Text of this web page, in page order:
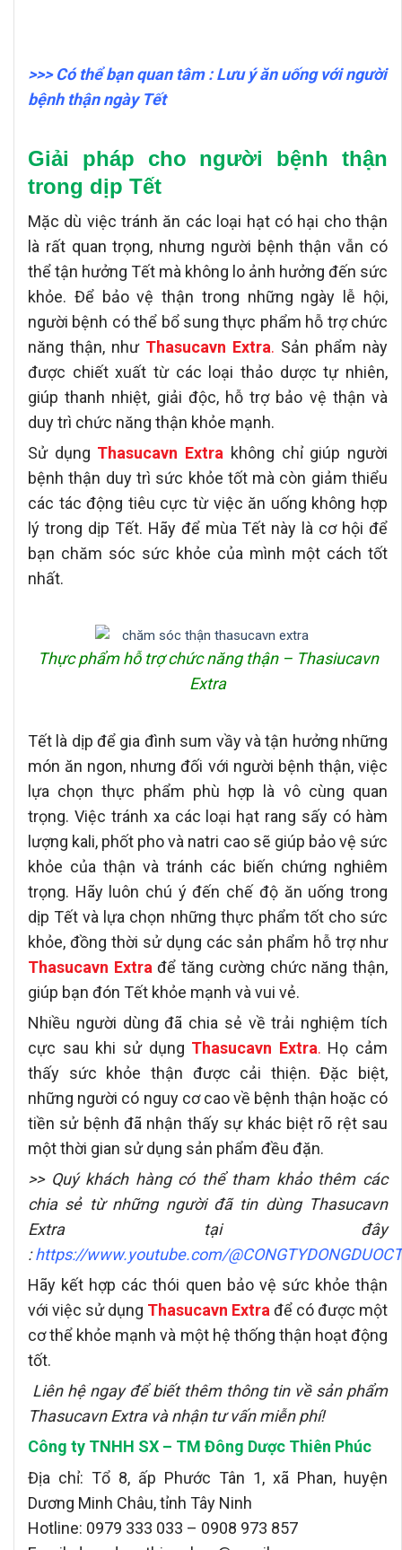
>>> Có thể bạn quan tâm :Lưu ý ăn uống với người
bệnh thận ngày Tết
Giải pháp cho người bệnh thận
trong dịp Tết
Mặc dù việc tránh ăn các loại hạt có hại cho thận
là rất quan trọng, nhưng người bệnh thận vẫn có
thể tận hưởng Tết mà không lo ảnh hưởng đến sức
khỏe. Để bảo vệ thận trong những ngày lễ hội,
người bệnh có thể bổ sung thực phẩm hỗ trợ chức
năng thận, như Thasucavn Extra. Sản phẩm này
được chiết xuất từ các loại thảo dược tự nhiên,
giúp thanh nhiệt, giải độc, hỗ trợ bảo vệ thận và
duy trì chức năng thận khỏe mạnh.
Sử dụng Thasucavn Extra không chỉ giúp người
bệnh thận duy trì sức khỏe tốt mà còn giảm thiểu
các tác động tiêu cực từ việc ăn uống không hợp
lý trong dịp Tết. Hãy để mùa Tết này là cơ hội để
bạn chăm sóc sức khỏe của mình một cách tốt
nhất.
Thực phẩm hỗ trợ chức năng thận – Thasiucavn
Extra
Tết là dịp để gia đình sum vầy và tận hưởng những
món ăn ngon, nhưng đối với người bệnh thận, việc
lựa chọn thực phẩm phù hợp là vô cùng quan
trọng. Việc tránh xa các loại hạt rang sấy có hàm
lượng kali, phốt pho và natri cao sẽ giúp bảo vệ sức
khỏe của thận và tránh các biến chứng nghiêm
trọng. Hãy luôn chú ý đến chế độ ăn uống trong
dịp Tết và lựa chọn những thực phẩm tốt cho sức
khỏe, đồng thời sử dụng các sản phẩm hỗ trợ như
Thasucavn Extra để tăng cường chức năng thận,
giúp bạn đón Tết khỏe mạnh và vui vẻ.
Nhiều người dùng đã chia sẻ về trải nghiệm tích
cực sau khi sử dụng Thasucavn Extra. Họ cảm
thấy sức khỏe thận được cải thiện. Đặc biệt,
những người có nguy cơ cao về bệnh thận hoặc có
tiền sử bệnh đã nhận thấy sự khác biệt rõ rệt sau
một thời gian sử dụng sản phẩm đều đặn.
>> Quý khách hàng có thể tham khảo thêm các
chia sẻ từ những người đã tin dùng Thasucavn
Extra tại đây
: https://www.youtube.com/
Hãy kết hợp các thói quen bảo vệ sức khỏe thận
với việc sử dụng Thasucavn Extra để có được một
cơ thể khỏe mạnh và một hệ thống thận hoạt động
tốt.
Liên hệngay để biết thêm thông tin về sản phẩm
Thasucavn Extra và nhận tư vấn miễn phí!
Công ty TNHH SX – TM Đông Dược Thiên Phúc
Địa chỉ: Tổ 8, ấp Phước Tân 1, xã Phan, huyện
Dương Minh Châu, tỉnh Tây Ninh
Hotline: 0979 333 033 – 0908 973 857